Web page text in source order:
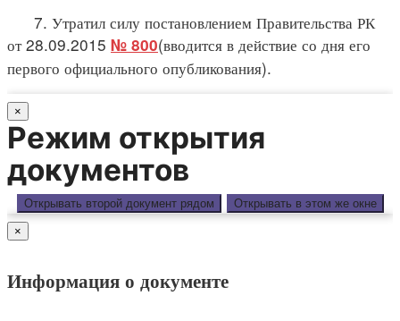
7. Утратил силу постановлением Правительства РК
от 28.09.2015 № 800(вводится в действие со дня его
первого официального опубликования).
×
Режим открытия
документов
Открывать второй документ рядом Открывать в этом же окне
×
Информация о документе